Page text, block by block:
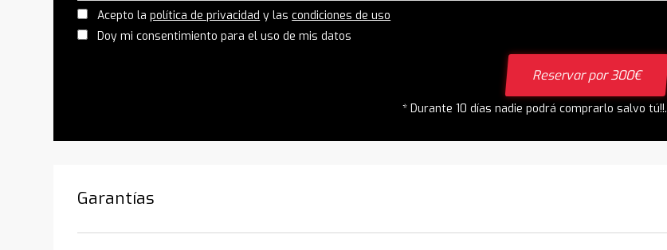
Acepto lapolítica de privacidad y lascondiciones de uso
Doy mi consentimiento para el uso de mis datos
Reservar por 300€
* Durante 10 días nadie podrá comprarlo salvo tú!!.
Garantías